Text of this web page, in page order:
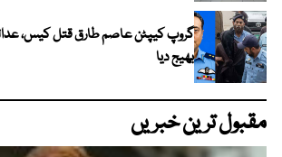
گروپ کیپٹن عاصم طارق قتل کیس،
بھیج دیا
مقبول ترین خبریں